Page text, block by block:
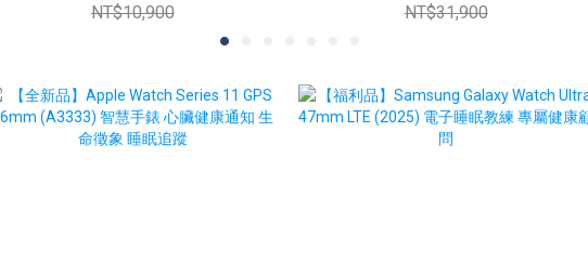
NT$10,900
NT$31,900